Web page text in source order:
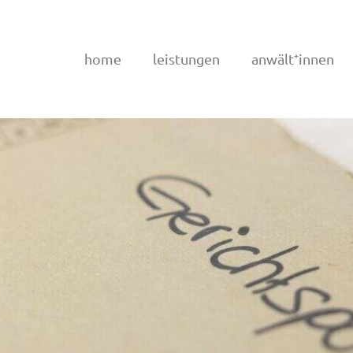
home leistungen anwält⁺innen